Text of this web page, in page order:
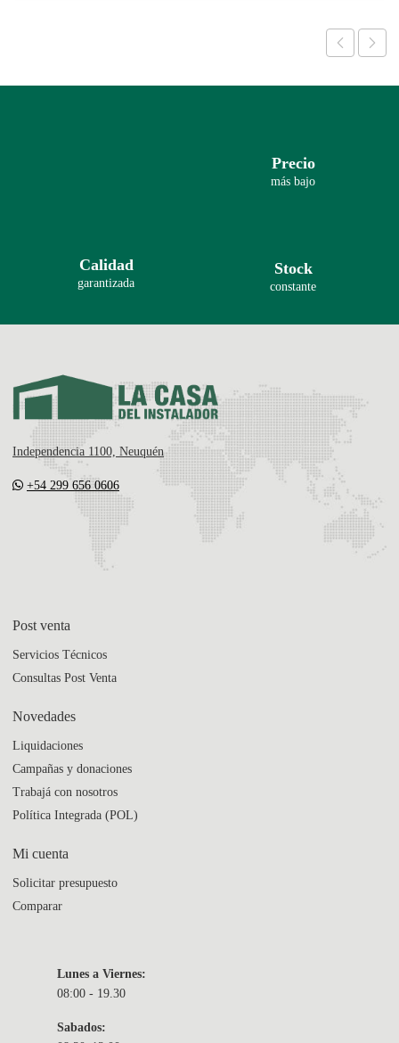
Precio
más bajo
Calidad
garantizada
Stock
constante
Independencia 1100, Neuquén
+54 299 656 0606
Post venta
Servicios Técnicos
Consultas Post Venta
Novedades
Liquidaciones
Campañas y donaciones
Trabajá con nosotros
Política Integrada (POL)
Mi cuenta
Solicitar presupuesto
Comparar
Lunes a Viernes:
08:00 - 19.30
Sabados: